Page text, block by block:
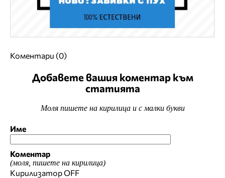
Коментари (0)
Добавете вашия коментар към
статията
Моля пишете на кирилица и с малки букви
Име
Коментар
(моля, пишете на кирилица)
КирилизаторOFF